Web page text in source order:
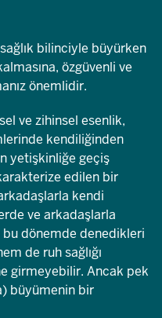
bilinciyle büyürken
özgüvenli ve
önemlidir.
ve zihinsel esenlik,
kendiliğinden
yetişkinliğe geçiş
edilen bir
kendi
ve arkadaşlarla
dönemde denedikleri
de ruh sağlığı
girmeyebilir. Ancak pek
büyümenin bir